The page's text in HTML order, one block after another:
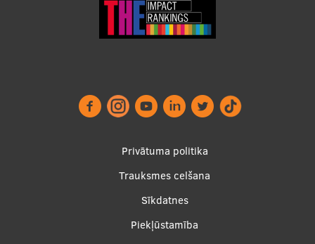
Privātuma politika
Trauksmes celšana
Sīkdatnes
Piekļūstamība